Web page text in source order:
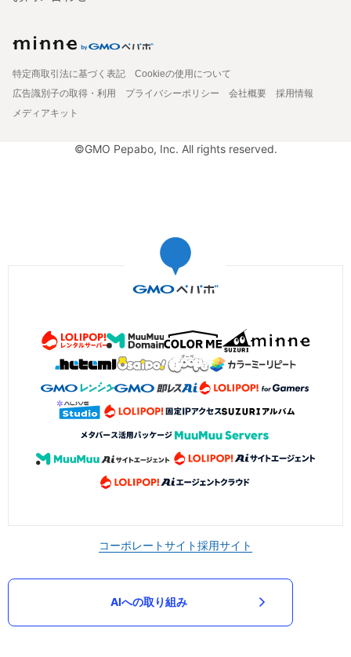
特定商取引法に基づく表記
Cookieの使用について
広告識別子の取得・利用
プライバシーポリシー 会社概要
採用情報
メディアキット
©GMO Pepabo, Inc. All rights reserved.
コーポレートサイト採用サイト
AIへの取り組み